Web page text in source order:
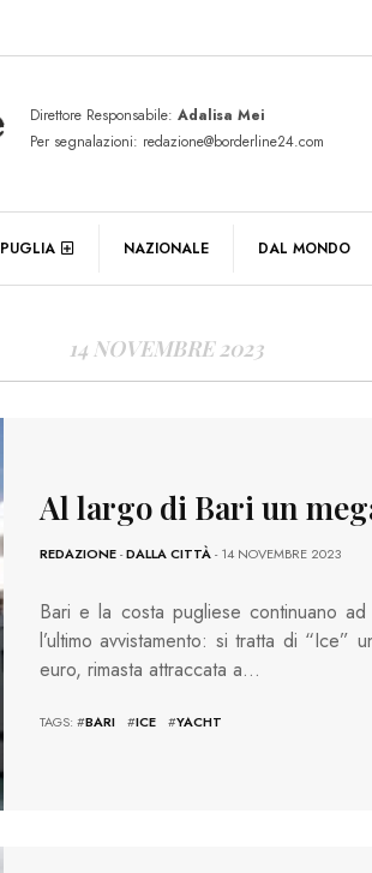
Direttore Responsabile: Adalisa Mei
Per segnalazioni: redazione@borderline24.com
PUGLIA NAZIONALE DAL MONDO
DAILY ARCHIVES
14 NOVEMBRE 2023
Al largo di Bari un
REDAZIONE-DALLA CITTÀ- 14 NOVEMBRE 2023
Bari e la costa pugliese continuano
l’ultimo avvistamento: si tratta di “Ice”
euro, rimasta attraccata a…
TAGS: #BARI #ICE #YACHT